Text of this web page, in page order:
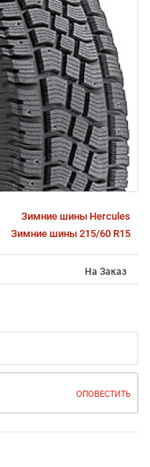
Зимние шины Hercules
Зимние шины 215/60 R15
На Заказ
ОПОВЕСТИТЬ